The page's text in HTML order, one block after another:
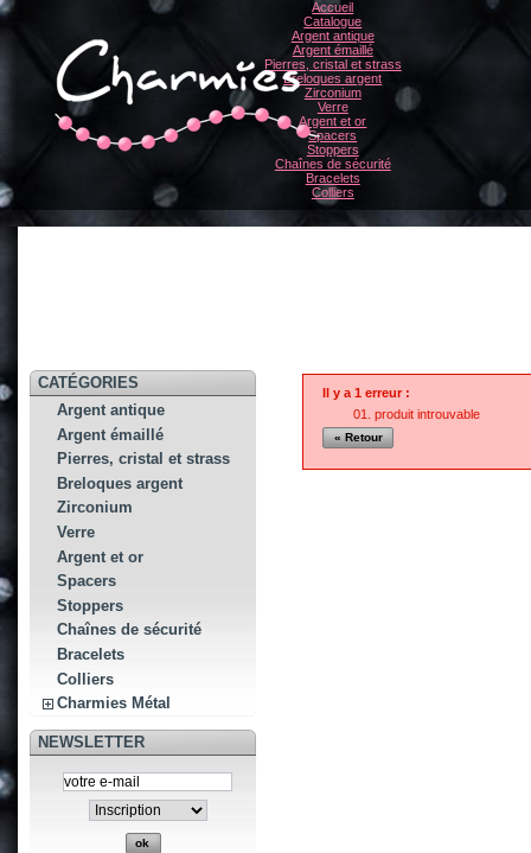
Accueil
Catalogue
Argent antique
Argent émaillé
Pierres, cristal et strass
Breloques argent
Zirconium
Verre
Argent et or
Spacers
Stoppers
Chaînes de sécurité
Bracelets
Colliers
CATÉGORIES
Argent antique
Argent émaillé
Pierres, cristal et strass
Breloques argent
Zirconium
Verre
Argent et or
Spacers
Stoppers
Chaînes de sécurité
Bracelets
Colliers
Charmies Métal
NEWSLETTER
Il y a 1 erreur :
produit introuvable
« Retour